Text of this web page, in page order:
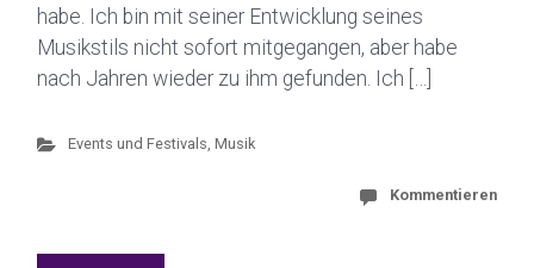
habe. Ich bin mit seiner Entwicklung seines
Musikstils nicht sofort mitgegangen, aber habe
nach Jahren wieder zu ihm gefunden. Ich […]
Events und Festivals, Musik
Kommentieren